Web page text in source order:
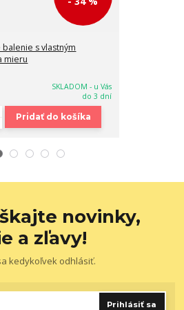
s vlastným
mieru
SKLADOM - u Vás
do 3 dní
Pridať do košíka
novinky,
a zľavy!
kedykoľvek odhlásiť.
Prihlásiť sa